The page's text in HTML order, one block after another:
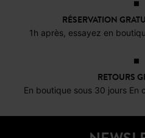
RÉSERVATION
1h après, essayez en
RETOURS
En boutique sous 30 jours En